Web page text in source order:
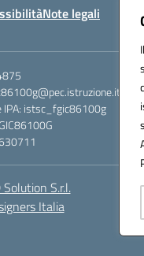
Note legali
IPA: istsc_fgic86100g
S.r.l.
Italia